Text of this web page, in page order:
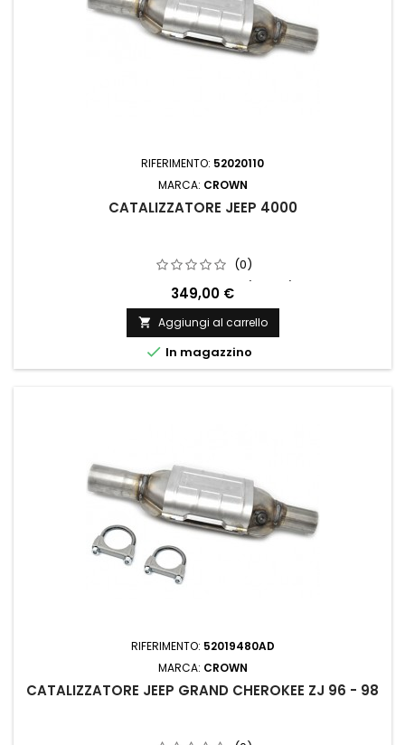
RIFERIMENTO: 52020110
MARCA: CROWN
CATALIZZATORE JEEP 4000
(0)
Motore: 4.0L Diametro ingresso: 2 (51 mm) inchUscita
diametro: 2.25 (57 mm) inchLunghezza: 59 cm
349,00 €
 Aggiungi al carrello
 In magazzino
RIFERIMENTO: 52019480AD
MARCA: CROWN
CATALIZZATORE JEEP GRAND CHEROKEE ZJ 96 - 98